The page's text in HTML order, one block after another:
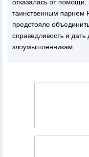
отказалась от помощи,
таинственным парнем
предстояло
справедливость и
злоумышленникам.